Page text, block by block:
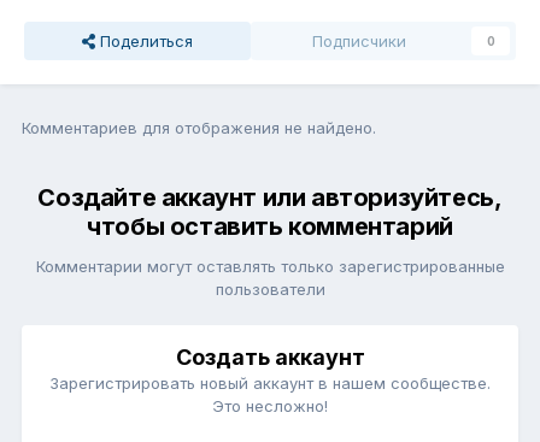
Поделиться Подписчики 0
Комментариев для отображения не найдено.
Создайте аккаунт или авторизуйтесь,
чтобы оставить комментарий
Комментарии могут оставлять только зарегистрированные
пользователи
Создать аккаунт
Зарегистрировать новый аккаунт в нашем сообществе.
Это несложно!